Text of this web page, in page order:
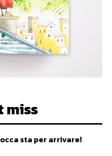
miss
sta per arrivare!